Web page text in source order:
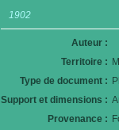
1902
Auteur :
Territoire :
Type de document :
Support et dimensions :
Provenance :